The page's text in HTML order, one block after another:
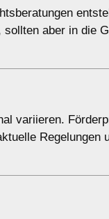
aber in die
variieren.
Regelungen